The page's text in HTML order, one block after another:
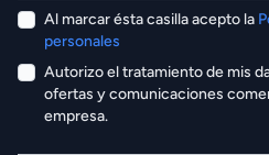
Al marcar ésta casilla acepto la
personales
Autorizo el tratamiento de mis
ofertas y comunicaciones
empresa.